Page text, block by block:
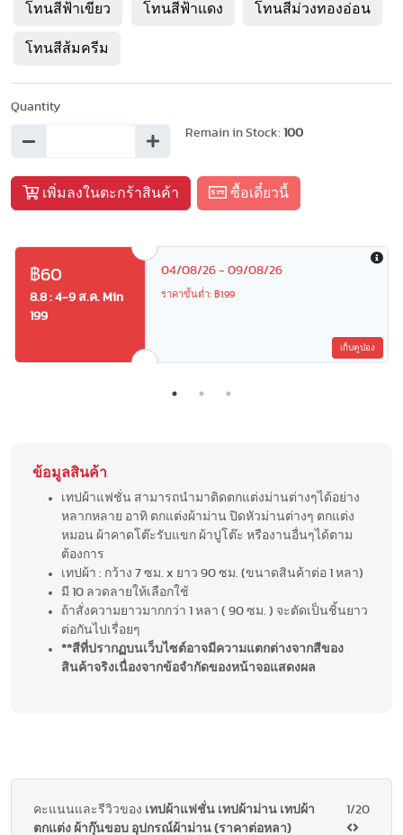
โทนสีฟ้าเขียว โทนสีฟ้าแดง โทนสีม่วงทองอ่อน
โทนสีส้มครีม
Quantity
Remain in Stock: 100
เพิ่มลงในตะกร้าสินค้า ซื้อเดี๋ยวนี้
฿60
8.8 : 4-9 ส.ค. Min
199
04/08/26 - 09/08/26
ราคาขั้นต่ำ: ฿199
เก็บคูปอง
ข้อมูลสินค้า
เทปผ้าแฟชั่น สามารถนำมาติดตกแต่งม่านต่างๆได้อย่าง
หลากหลาย อาทิ ตกแต่งผ้าม่าน ปิดหัวม่านต่างๆ ตกแต่ง
หมอน ผ้าคาดโต๊ะรับแขก ผ้าปูโต๊ะ หรืองานอื่นๆได้ตาม
ต้องการ
เทปผ้า : กว้าง 7 ซม. x ยาว 90 ซม. (ขนาดสินค้าต่อ 1 หลา)
มี 10 ลวดลายให้เลือกใช้
ถ้าสั่งความยาวมากกว่า 1 หลา ( 90 ซม. ) จะตัดเป็นชิ้นยาว
ต่อกันไปเรื่อยๆ
**สีที่ปรากฏบนเว็บไซต์อาจมีความแตกต่างจากสีของ
สินค้าจริงเนื่องจากข้อจำกัดของหน้าจอแสดงผล
คะแนนและรีวิวของ เทปผ้าแฟชั่น เทปผ้าม่าน เทปผ้า
ตกแต่ง ผ้ากุ๊นขอบ อุปกรณ์ผ้าม่าน (ราคาต่อหลา)
1/20